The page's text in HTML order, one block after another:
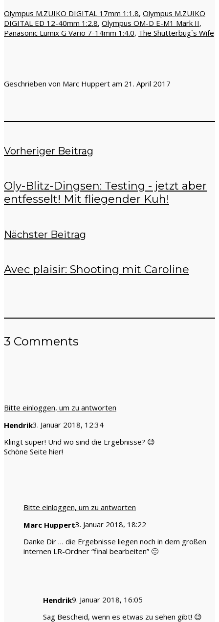
Olympus M.ZUIKO DIGITAL 17mm 1:1.8, Olympus M.ZUIKO
DIGITAL ED 12-40mm 1:2.8, Olympus OM-D E-M1 Mark II,
Panasonic Lumix G Vario 7-14mm 1:4.0, The Shutterbug`s Wife
Geschrieben von Marc Huppert am 21. April 2017
Vorheriger Beitrag
Oly-Blitz-Dingsen: Testing - jetzt aber
entfesselt! Mit fliegender Kuh!
Nächster Beitrag
Avec plaisir: Shooting mit Caroline
3 Comments
Bitte einloggen, um zu antworten
Hendrik3. Januar 2018, 12:34
Klingt super! Und wo sind die Ergebnisse? 😉
Schöne Seite hier!
Bitte einloggen, um zu antworten
Marc Huppert3. Januar 2018, 18:22
Danke Dir … die Ergebnisse liegen noch in dem großen
internen LR-Ordner “final bearbeiten” 🙂
Hendrik9. Januar 2018, 16:05
Sag Bescheid, wenn es etwas zu sehen gibt! 😉